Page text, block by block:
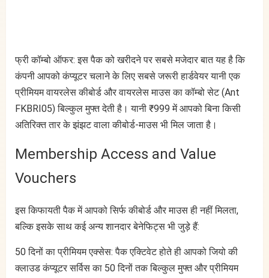
फ्री कॉम्बो ऑफर: इस पैक को खरीदने पर सबसे मजेदार बात यह है कि
कंपनी आपको कंप्यूटर चलाने के लिए सबसे जरूरी हार्डवेयर यानी एक
प्रीमियम वायरलेस कीबोर्ड और वायरलेस माउस का कॉम्बो सेट (Ant
FKBRI05) बिल्कुल मुफ्त देती है। यानी ₹999 में आपको बिना किसी
अतिरिक्त तार के झंझट वाला कीबोर्ड-माउस भी मिल जाता है।
Membership Access and Value
Vouchers
इस किफायती पैक में आपको सिर्फ कीबोर्ड और माउस ही नहीं मिलता,
बल्कि इसके साथ कई अन्य शानदार बेनेफिट्स भी जुड़े हैं:
50 दिनों का प्रीमियम एक्सेस: पैक एक्टिवेट होते ही आपको जियो की
क्लाउड कंप्यूटर सर्विस का 50 दिनों तक बिल्कुल मुफ्त और प्रीमियम